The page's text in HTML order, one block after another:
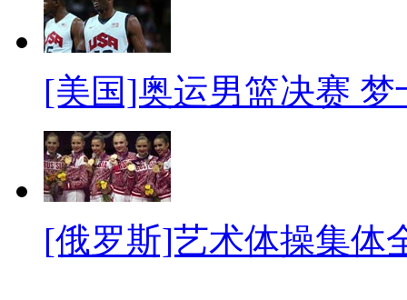
[美国]奥运男篮决赛
[俄罗斯]艺术体操集体